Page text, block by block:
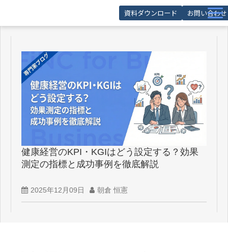
資料ダウンロード お問い合わせ
お役立ち資料
セミナー
健康経営のKPI・KGIはどう設定する？効果
測定の指標と成功事例を徹底解説
2025年12月09日 朝倉 恒憲